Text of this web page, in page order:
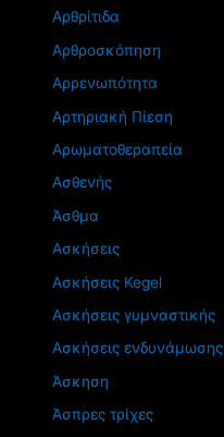
Αρθρίτιδα
Αρθροσκόπηση
Αρρενωπότητα
Αρτηριακή Πίεση
Αρωματοθεραπεία
Ασθενής
Άσθμα
Ασκήσεις
Ασκήσεις Kegel
Ασκήσεις γυμναστικής
Ασκήσεις ενδυνάμωσης
Άσκηση
Άσπρες τρίχες